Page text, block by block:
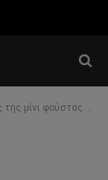
τη μόδα της δεκαετίας του ’60